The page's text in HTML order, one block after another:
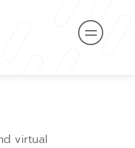
virtual